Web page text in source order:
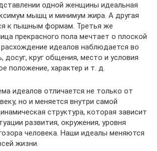
одной женщины идеальная
мышц и минимум жира. А другая
к пышным формам. Третья же
прекрасного пола мечтает о плоской
идеалов наблюдается во
досуг, круг общения, место и условия
положение, характер и т. д.
идеалов отличается не только от
но и меняется внутри самой
структура, которая зависит
развития, окружения, уровня
человека. Наши идеалы меняются
жизни.